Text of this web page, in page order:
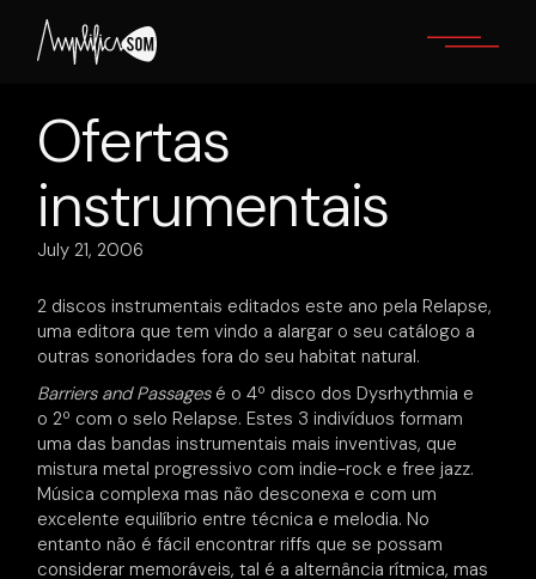
content
Ofertas
instrumentais
July 21, 2006
2 discos instrumentais editados este ano pela Relapse,
uma editora que tem vindo a alargar o seu catálogo a
outras sonoridades fora do seu habitat natural.
Barriers and Passagesé o 4º disco dos Dysrhythmia e
o 2º com o selo Relapse. Estes 3 indivíduos formam
uma das bandas instrumentais mais inventivas, que
mistura metal progressivo com indie-rock e free jazz.
Música complexa mas não desconexa e com um
excelente equilíbrio entre técnica e melodia. No
entanto não é fácil encontrar riffs que se possam
considerar memoráveis, tal é a alternância rítmica, mas